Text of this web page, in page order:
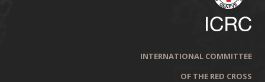
INTERNATIONAL COMMITTEE
OF THE RED CROSS